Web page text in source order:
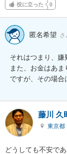
役に立った 0
匿名希望 さ
それはつまり、嫌
また、お金はあ
ですが、その場合
藤川 久
東京都
どうしても不安で